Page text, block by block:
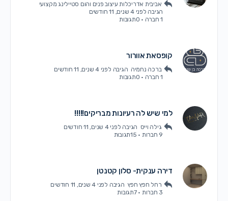
אביבית אדריכלות עיצוב פנים והום סטיילינג מקצועי
לפני 4 שנים, 11 חודשים
0תגובות
קופסאת אוורור
ברכה נחמיה הגיבהלפני 4 שנים, 11 חודשים
0תגובות
למי שיש לה רעיונות מבריקים!!!!!
גילה וייס הגיבהלפני 4 שנים, 11 חודשים
· 15תגובות
דירה ענקית- סלון קטנטן
רחל חפץ חפץ הגיבהלפני 4 שנים, 11 חודשים
· 7תגובות